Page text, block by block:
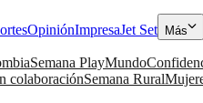
OpiniónImpresaJet Set Más
Semana PlayMundo
colaboraciónSemana Rural